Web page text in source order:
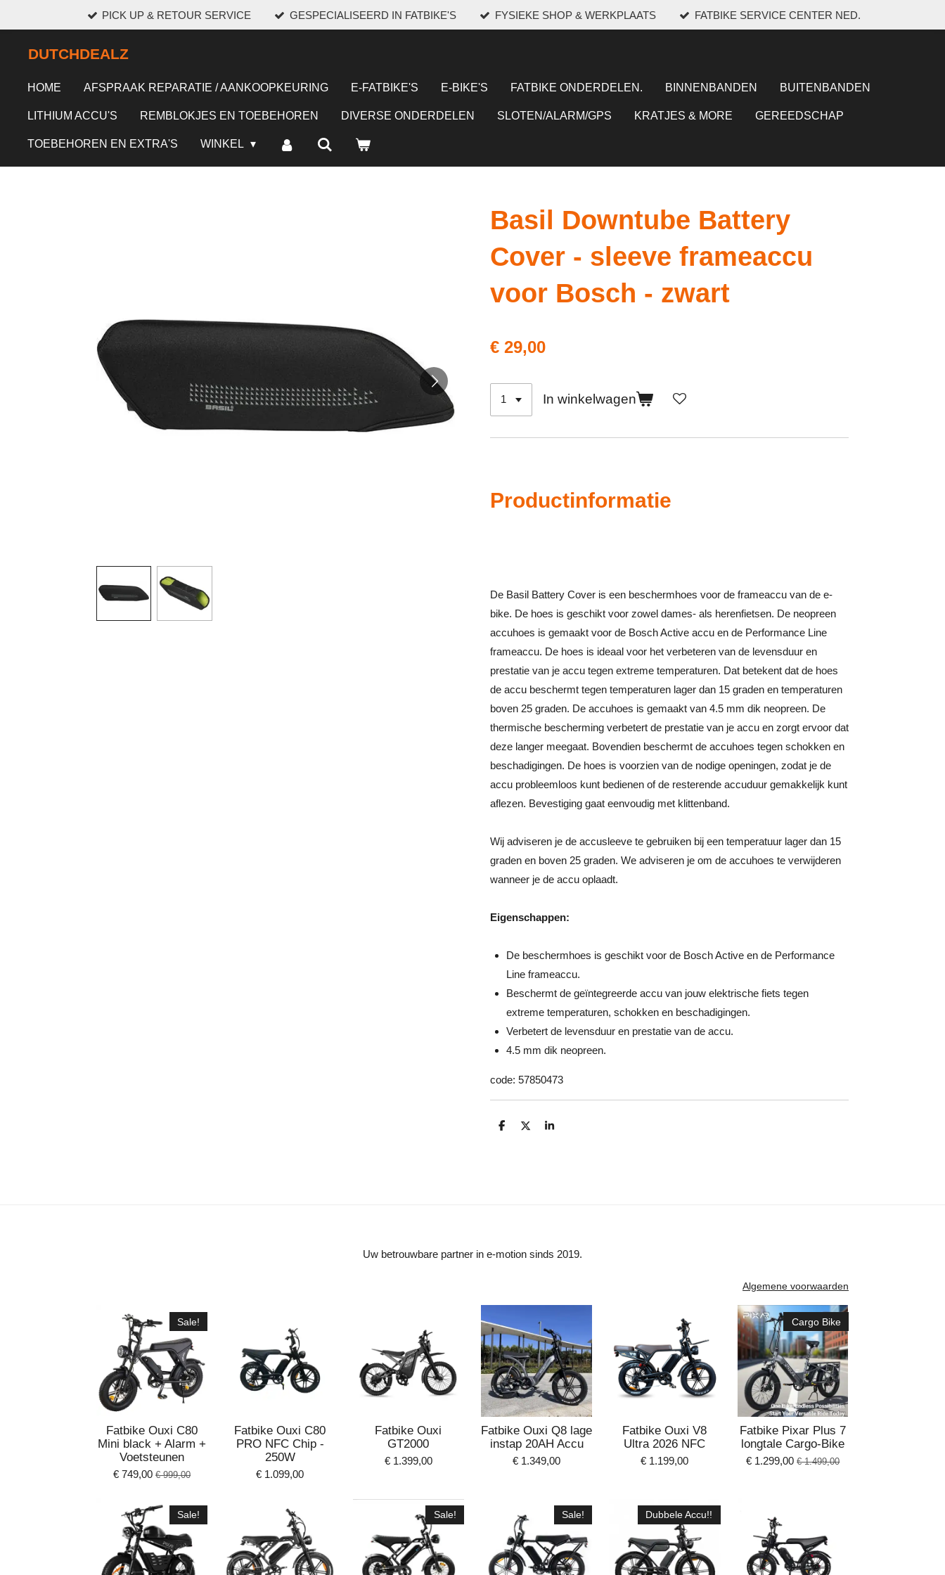
hoofdinhoud
PICK UP & RETOUR SERVICE GESPECIALISEERD IN FATBIKE'S FYSIEKE SHOP & WERKPLAATS FATBIKE SERVICE CENTER NED.
DUTCHDEALZ
HOME AFSPRAAK REPARATIE / AANKOOPKEURING E-FATBIKE'S E-BIKE'S FATBIKE ONDERDELEN. BINNENBANDEN BUITENBANDEN
LITHIUM ACCU'S REMBLOKJES EN TOEBEHOREN DIVERSE ONDERDELEN SLOTEN/ALARM/GPS KRATJES & MORE GEREEDSCHAP
TOEBEHOREN EN EXTRA'S WINKEL
Basil Downtube Battery
Cover - sleeve frameaccu
voor Bosch - zwart
€ 29,00
In winkelwagen
Productinformatie
De Basil Battery Cover is een beschermhoes voor de frameaccu van de e-
bike. De hoes is geschikt voor zowel dames- als herenfietsen. De neopreen
accuhoes is gemaakt voor de Bosch Active accu en de Performance Line
frameaccu. De hoes is ideaal voor het verbeteren van de levensduur en
prestatie van je accu tegen extreme temperaturen. Dat betekent dat de hoes
de accu beschermt tegen temperaturen lager dan 15 graden en temperaturen
boven 25 graden. De accuhoes is gemaakt van 4.5 mm dik neopreen. De
thermische bescherming verbetert de prestatie van je accu en zorgt ervoor dat
deze langer meegaat. Bovendien beschermt de accuhoes tegen schokken en
beschadigingen. De hoes is voorzien van de nodige openingen, zodat je de
accu probleemloos kunt bedienen of de resterende accuduur gemakkelijk kunt
aflezen. Bevestiging gaat eenvoudig met klittenband.
Wij adviseren je de accusleeve te gebruiken bij een temperatuur lager dan 15
graden en boven 25 graden. We adviseren je om de accuhoes te verwijderen
wanneer je de accu oplaadt.
Eigenschappen:
De beschermhoes is geschikt voor de Bosch Active en de Performance
Line frameaccu.
Beschermt de geïntegreerde accu van jouw elektrische fiets tegen
extreme temperaturen, schokken en beschadigingen.
Verbetert de levensduur en prestatie van de accu.
4.5 mm dik neopreen.
code: 57850473
D
D
S
Uw betrouwbare partner in e-motion sinds 2019.
Algemene voorwaarden
Sale!
Fatbike Ouxi C80
Mini black + Alarm +
Voetsteunen
€ 749,00 € 999,00
Fatbike Ouxi C80
PRO NFC Chip -
250W
€ 1.099,00
Fatbike Ouxi
GT2000
€ 1.399,00
Fatbike Ouxi Q8 lage
instap 20AH Accu
€ 1.349,00
Fatbike Ouxi V8
Ultra 2026 NFC
€ 1.199,00
Cargo Bike
Fatbike Pixar Plus 7
longtale Cargo-Bike
€ 1.299,00 € 1.499,00
Sale! Sale! Sale! Dubbele Accu!!